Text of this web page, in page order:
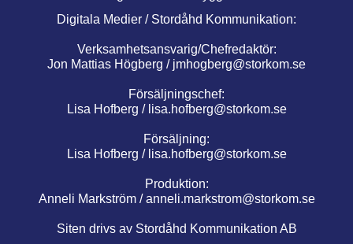
Digitala Medier / Stordåhd Kommunikation:
Verksamhetsansvarig/Chefredaktör:
Jon Mattias Högberg / jmhogberg@storkom.se
Försäljningschef:
Lisa Hofberg / lisa.hofberg@storkom.se
Försäljning:
Lisa Hofberg / lisa.hofberg@storkom.se
Produktion:
Anneli Markström /anneli.markstrom@storkom.se
Siten drivs av Stordåhd Kommunikation AB